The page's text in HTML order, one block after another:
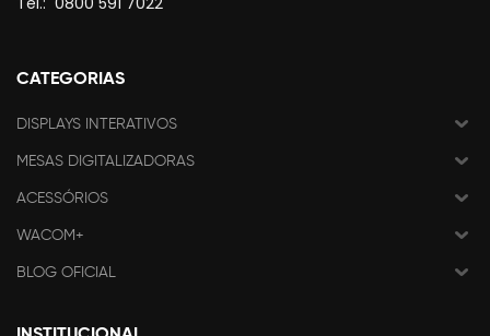
CATEGORIAS
DISPLAYS INTERATIVOS
MESAS DIGITALIZADORAS
ACESSÓRIOS
WACOM+
BLOG OFICIAL